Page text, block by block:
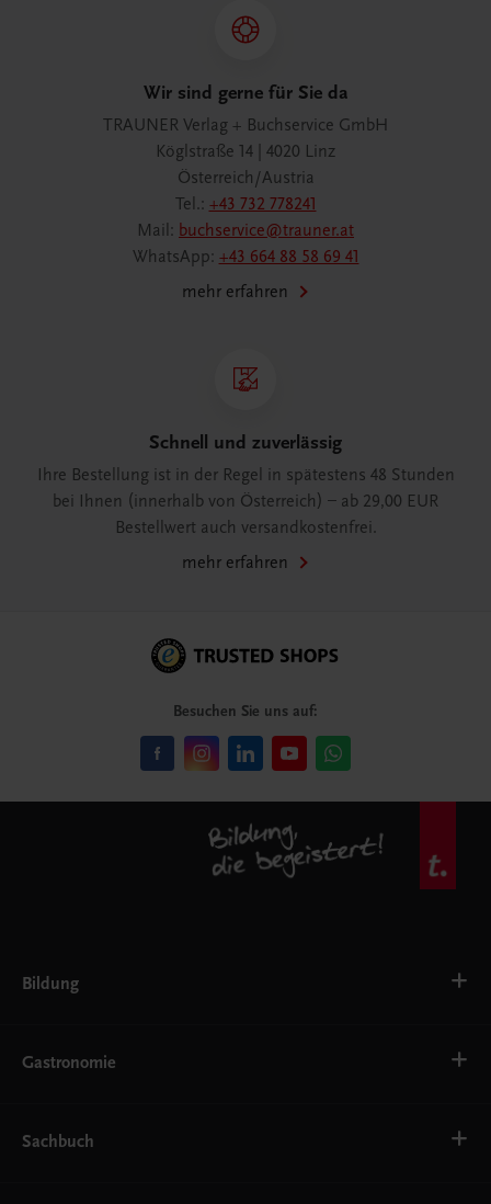
Wir sind gerne für Sie da
TRAUNER Verlag + Buchservice GmbH
Köglstraße 14 | 4020 Linz
Österreich/Austria
Tel.: +43 732 778241
Mail: buchservice@trauner.at
WhatsApp: +43 664 88 58 69 41
mehr erfahren
Schnell und zuverlässig
Ihre Bestellung ist in der Regel in spätestens 48 Stunden
bei Ihnen (innerhalb von Österreich) – ab 29,00 EUR
Bestellwert auch versandkostenfrei.
mehr erfahren
Besuchen Sie uns auf:
Bildung
AHS
EWF/ZWF
FW
Gastronomie
Getränke
Sachbuch